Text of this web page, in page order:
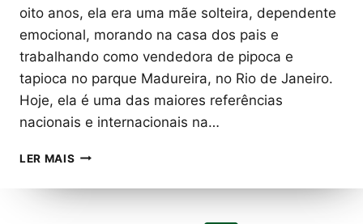
oito anos, ela era uma mãe solteira, dependente
emocional, morando na casa dos pais e
trabalhando como vendedora de pipoca e
tapioca no parque Madureira, no Rio de Janeiro.
Hoje, ela é uma das maiores referências
nacionais e internacionais na…
LER MAIS A
DE